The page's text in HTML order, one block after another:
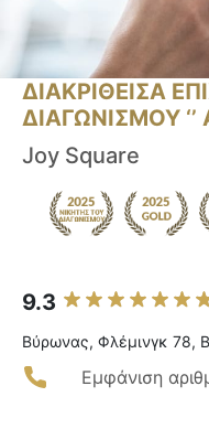
ΔΙΑΚΡΙΘΕΙΣΑ
ΔΙΑΓΩΝΙΣΜΟΥ ‘’
Joy Square
9.3
Βύρωνας, Φλέμινγκ 78,
Εμφάνιση